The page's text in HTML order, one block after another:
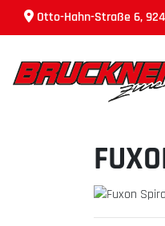
Otto-Hahn-Straße 6,